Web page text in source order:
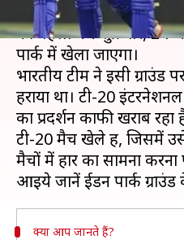
न्यूजीलैंड और भारत के बीच
का पहला मैच शुक्रवार,
पार्क में खेला जाएगा।
भारतीय टीम ने इसी
हराया था। टी-20
का प्रदर्शन काफी खराब
टी-20 मैच खेले हैं, जिसमें
मैचों में हार का सामना करना
क्या आप जानते हैं?